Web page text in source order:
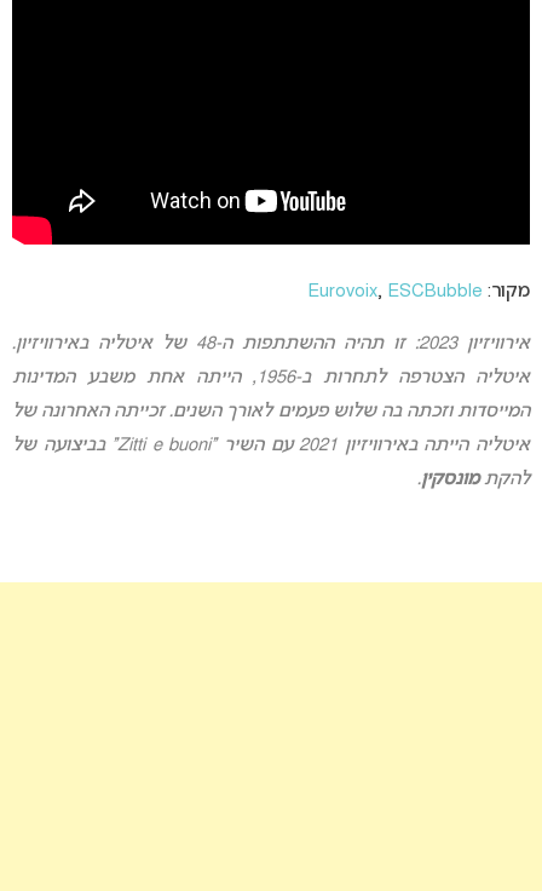
מקור: Eurovoix, ESCBubble
אירוויזיון 2023: זו תהיה ההשתתפות ה-48 של איטליה באירוויזיון.
איטליה הצטרפה לתחרות ב-1956, הייתה אחת משבע המדינות
המייסדות וזכתה בה שלוש פעמים לאורך השנים. זכייתה האחרונה של
איטליה הייתה באירוויזיון 2021 עם השיר “Zitti e buoni” בביצועה של
להקתמונסקין.